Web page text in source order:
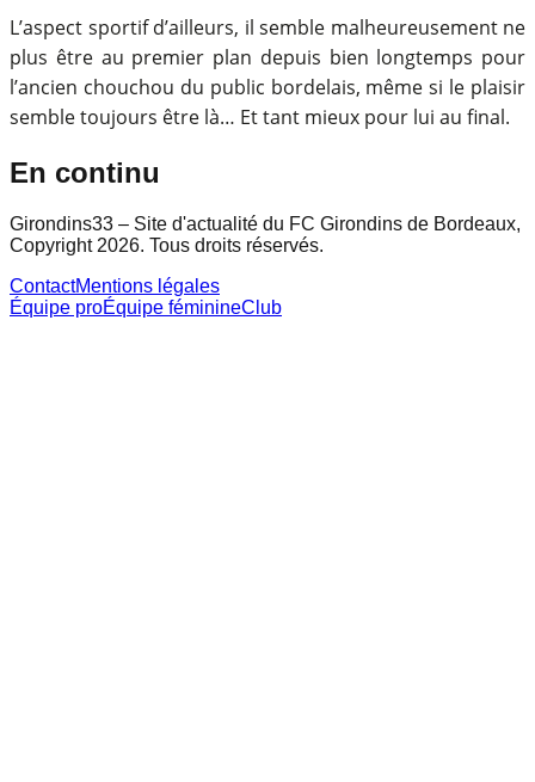
L’aspect sportif d’ailleurs, il semble malheureusement ne
plus être au premier plan depuis bien longtemps pour
l’ancien chouchou du public bordelais, même si le plaisir
semble toujours être là… Et tant mieux pour lui au final.
En continu
Girondins33 – Site d'actualité du FC Girondins de Bordeaux,
Copyright 2026. Tous droits réservés.
ContactMentions légales
Équipe proÉquipe féminineClub